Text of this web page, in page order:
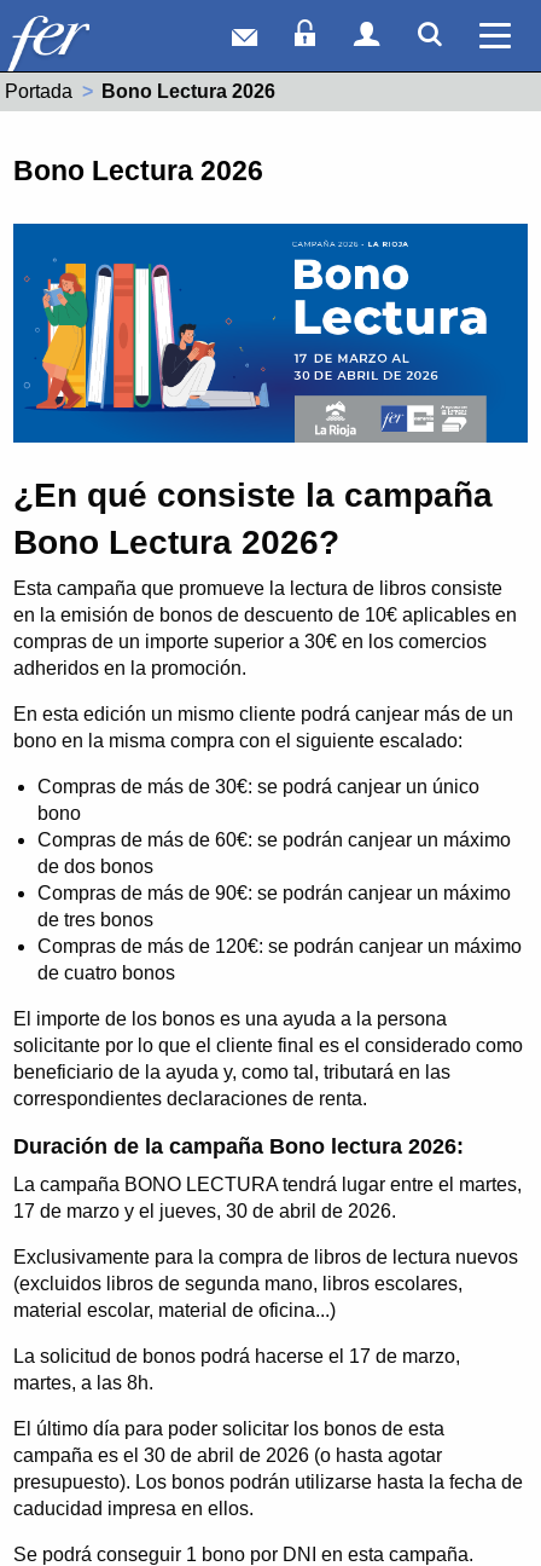
Correo webAcceso Socios
Acceso
Portada Actual:
Bono Lectura 2026
Bono Lectura 2026
¿En qué consiste la campaña
Bono Lectura 2026?
Esta campaña que promueve la lectura de libros consiste
en la emisión de bonos de descuento de 10€ aplicables en
compras de un importe superior a 30€ en los comercios
adheridos en la promoción.
En esta edición un mismo cliente podrá canjear más de un
bono en la misma compra con el siguiente escalado:
Compras de más de 30€: se podrá canjear un único
bono
Compras de más de 60€: se podrán canjear un máximo
de dos bonos
Compras de más de 90€: se podrán canjear un máximo
de tres bonos
Compras de más de 120€: se podrán canjear un máximo
de cuatro bonos
El importe de los bonos es una ayuda a la persona
solicitante por lo que el cliente final es el considerado como
beneficiario de la ayuda y, como tal, tributará en las
correspondientes declaraciones de renta.
Duración de la campaña Bono lectura 2026:
La campaña BONO LECTURA tendrá lugar entre el martes,
17 de marzo y el jueves, 30 de abril de 2026.
Exclusivamente para la compra de libros de lectura nuevos
(excluidos libros de segunda mano, libros escolares,
material escolar, material de oficina...)
La solicitud de bonos podrá hacerse el 17 de marzo,
martes, a las 8h.
El último día para poder solicitar los bonos de esta
campaña es el 30 de abril de 2026 (o hasta agotar
presupuesto). Los bonos podrán utilizarse hasta la fecha de
caducidad impresa en ellos.
Se podrá conseguir 1 bono por DNI en esta campaña.